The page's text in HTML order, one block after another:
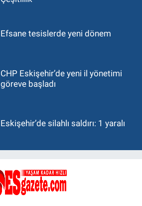
Efsane tesislerde yeni dönem
CHP Eskişehir’de yeni il yönetimi
göreve başladı
Eskişehir’de silahlı saldırı: 1 yaralı